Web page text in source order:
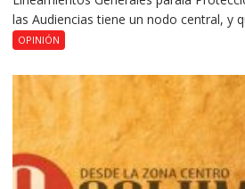
las Audiencias tiene un nodo central, y
OPINIÓN